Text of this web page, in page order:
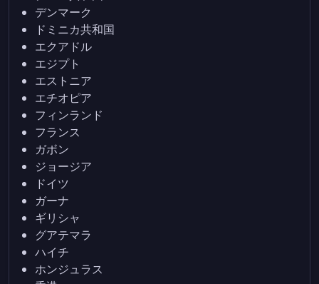
デンマーク
ドミニカ共和国
エクアドル
エジプト
エストニア
エチオピア
フィンランド
フランス
ガボン
ジョージア
ドイツ
ガーナ
ギリシャ
グアテマラ
ハイチ
ホンジュラス